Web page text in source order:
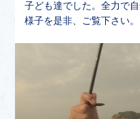
子ども達でした。全力で
様子を是非、ご覧下さい。